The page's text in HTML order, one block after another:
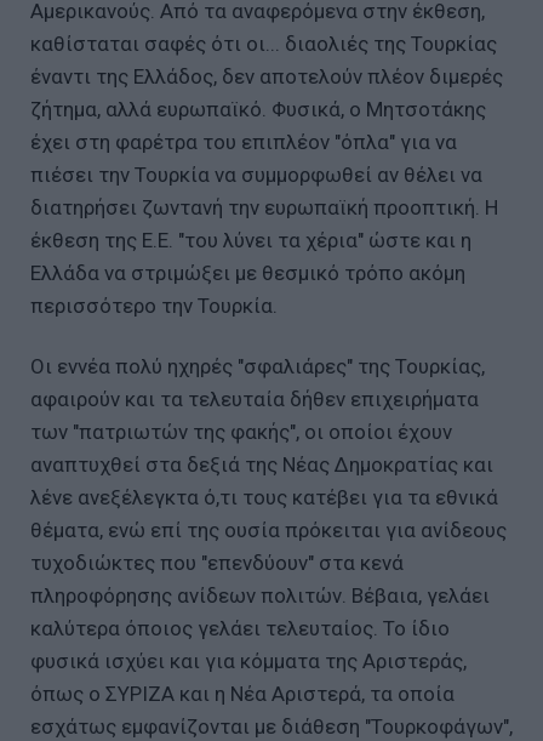
Αμερικανούς. Από τα αναφερόμενα στην έκθεση,
καθίσταται σαφές ότι οι... διαολιές της Τουρκίας
έναντι της Ελλάδος, δεν αποτελούν πλέον διμερές
ζήτημα, αλλά ευρωπαϊκό. Φυσικά, ο Μητσοτάκης
έχει στη φαρέτρα του επιπλέον "όπλα" για να
πιέσει την Τουρκία να συμμορφωθεί αν θέλει να
διατηρήσει ζωντανή την ευρωπαϊκή προοπτική. Η
έκθεση της Ε.Ε. "του λύνει τα χέρια" ώστε και η
Ελλάδα να στριμώξει με θεσμικό τρόπο ακόμη
περισσότερο την Τουρκία.
Οι εννέα πολύ ηχηρές "σφαλιάρες" της Τουρκίας,
αφαιρούν και τα τελευταία δήθεν επιχειρήματα
των "πατριωτών της φακής", οι οποίοι έχουν
αναπτυχθεί στα δεξιά της Νέας Δημοκρατίας και
λένε ανεξέλεγκτα ό,τι τους κατέβει για τα εθνικά
θέματα, ενώ επί της ουσία πρόκειται για ανίδεους
τυχοδιώκτες που "επενδύουν" στα κενά
πληροφόρησης ανίδεων πολιτών. Βέβαια, γελάει
καλύτερα όποιος γελάει τελευταίος. Το ίδιο
φυσικά ισχύει και για κόμματα της Αριστεράς,
όπως ο ΣΥΡΙΖΑ και η Νέα Αριστερά, τα οποία
εσχάτως εμφανίζονται με διάθεση "Τουρκοφάγων",